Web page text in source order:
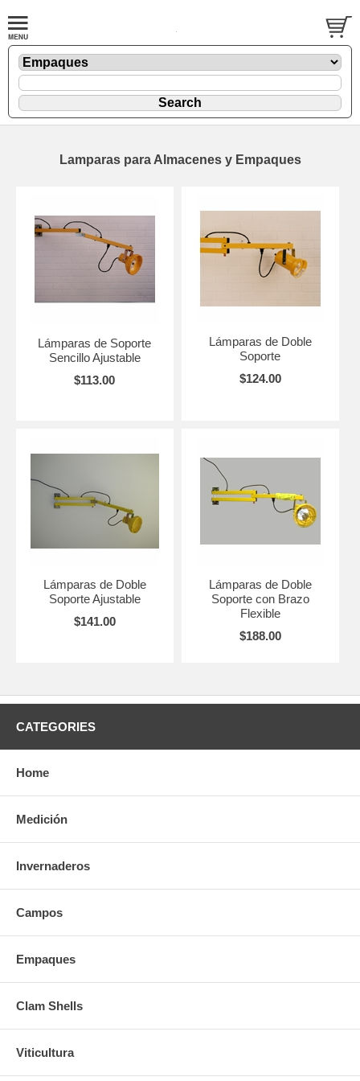
Lamparas para Almacenes y Empaques
Lámparas de Soporte
Sencillo Ajustable
$113.00
Lámparas de Doble
Soporte
$124.00
Lámparas de Doble
Soporte Ajustable
$141.00
Lámparas de Doble
Soporte con Brazo
Flexible
$188.00
CATEGORIES
Home
Medición
Invernaderos
Campos
Empaques
Clam Shells
Viticultura